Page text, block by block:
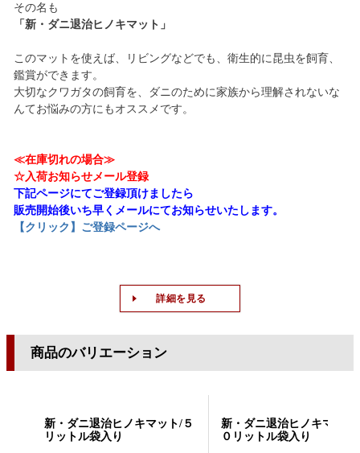
その名も
「新・ダニ退治ヒノキマット」
このマットを使えば、リビングなどでも、衛生的に昆虫を飼育、
鑑賞ができます。
大切なクワガタの飼育を、ダニのために家族から理解されないな
んてお悩みの方にもオススメです。
≪在庫切れの場合≫
☆入荷お知らせメール登録
下記ページにてご登録頂けましたら
販売開始後いち早くメールにてお知らせいたします。
【クリック】ご登録ページへ
詳細を見る
商品のバリエーション
新・ダニ退治ヒノキマット/５
リットル袋入り
新・ダニ退治ヒノキマット
０リットル袋入り